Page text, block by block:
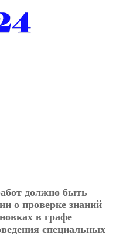
должно быть
о проверке знаний
в графе
специальных